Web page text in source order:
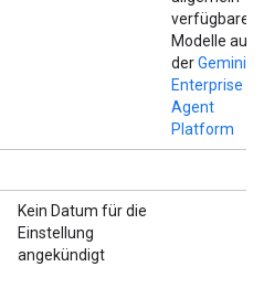
verfügbaren
Modelle auf
derGemini
Enterprise
Agent
Platform
Kein Datum für die
Einstellung
angekündigt